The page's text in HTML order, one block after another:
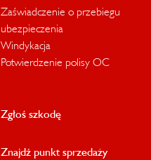
Zaświadczenie o przebiegu
ubezpieczenia
Windykacja
Potwierdzenie polisy OC
Zgłoś szkodę
Znajdź punkt sprzedaży